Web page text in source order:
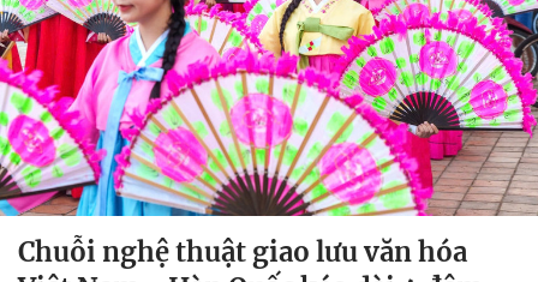
Chuỗi nghệ thuật giao lưu văn hóa